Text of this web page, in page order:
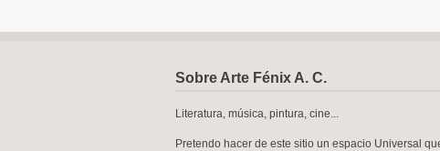
Sobre Arte Fénix A. C.
Literatura, música, pintura, cine...
Pretendo hacer de este sitio un espacio Universal